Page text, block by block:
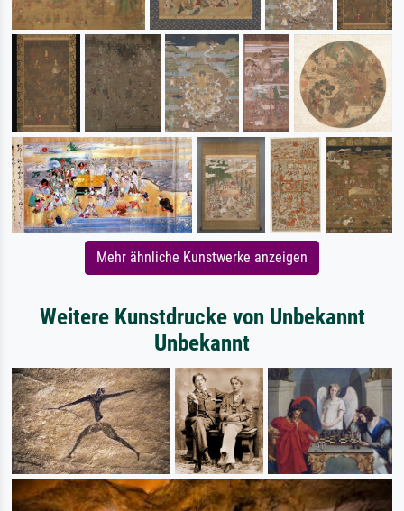
Mehr ähnliche Kunstwerke anzeigen
Weitere Kunstdrucke von Unbekannt
Unbekannt